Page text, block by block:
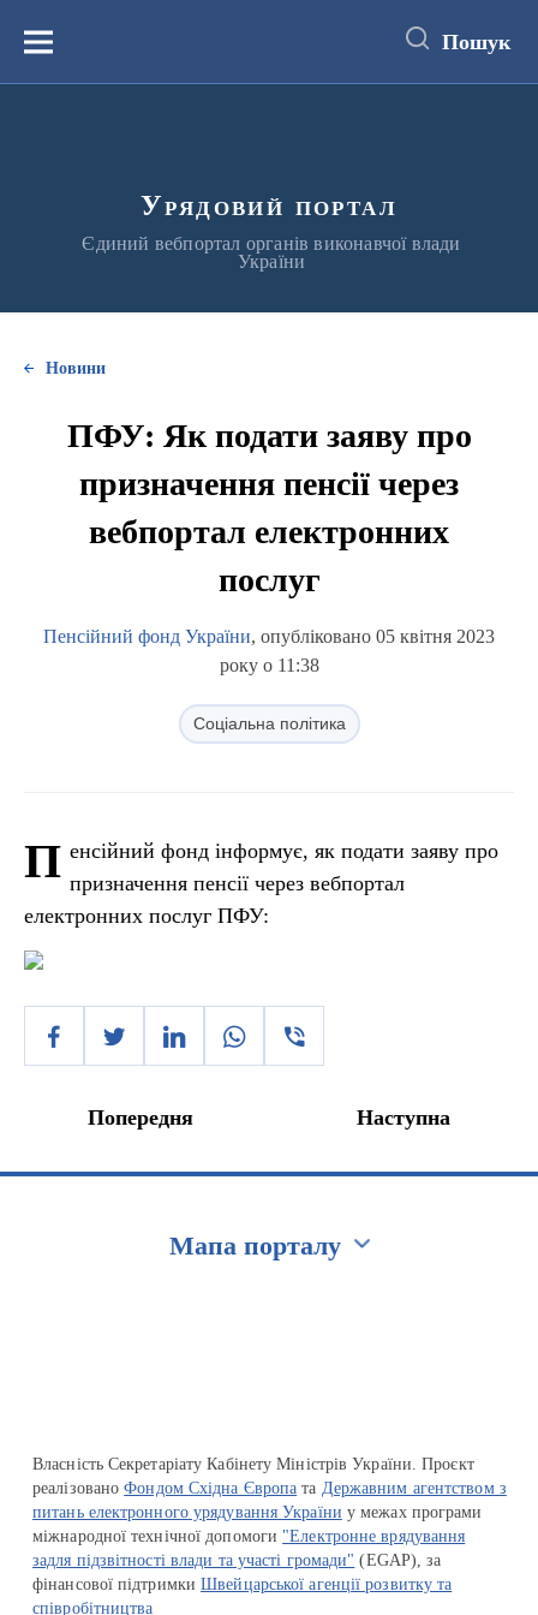
вмістуМеню Пошук
Урядовий портал
Єдиний вебпортал органів виконавчої влади
України
Новини
ПФУ: Як подати заяву про
призначення пенсії через
вебпортал електронних
послуг
Пенсійний фонд України, опубліковано 05 квітня 2023
року о 11:38
Соціальна політика
П енсійний фонд інформує, як подати заяву про
призначення пенсії через вебпортал
електронних послуг ПФУ:
Попередня Наступна
Мапа порталу
Власність Секретаріату Кабінету Міністрів України. Проєкт
реалізованоФондом Східна Європа та Державним агентством з
питань електронного урядування України у межах програми
міжнародної технічної допомоги "Електронне врядування
задля підзвітності влади та участі громади" (EGAP), за
фінансової підтримкиШвейцарської агенції розвитку та
співробітництва